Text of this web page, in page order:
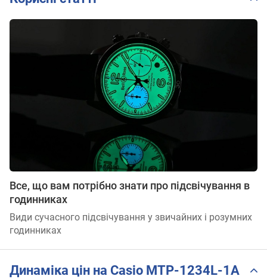
Все, що вам потрібно знати про підсвічування в
годинниках
Види сучасного підсвічування у звичайних і розумних
годинниках
Динаміка цін на Casio MTP-1234L-1A